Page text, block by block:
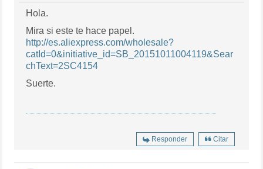
Hola.
Mira si este te hace papel.
http://es.aliexpress.com/wholesale?
catId=0&initiative_id=SB_20151011004119&Sear
chText=2SC4154
Suerte.
Responder Citar